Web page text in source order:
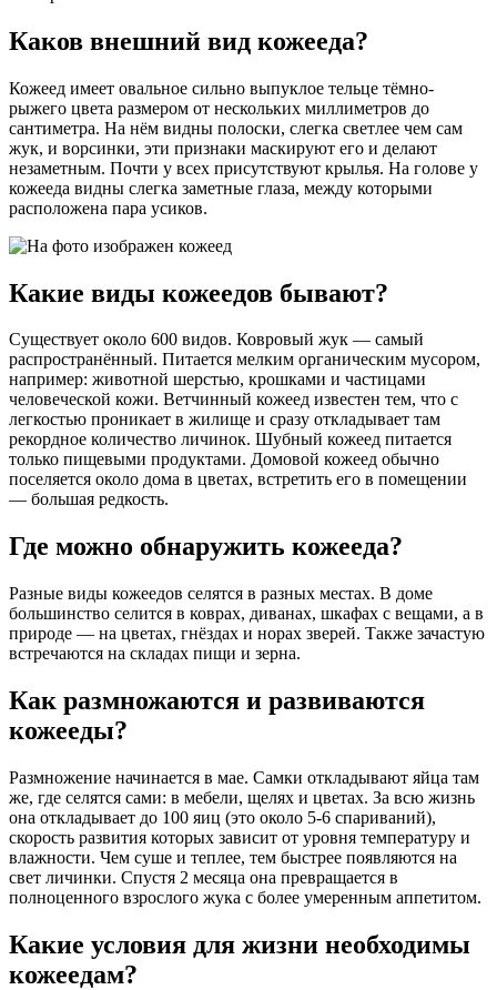
Каков внешний вид кожееда?
Кожеед имеет овальное сильно выпуклое тельце тёмно-
рыжего цвета размером от нескольких миллиметров до
сантиметра. На нём видны полоски, слегка светлее чем сам
жук, и ворсинки, эти признаки маскируют его и делают
незаметным. Почти у всех присутствуют крылья. На голове у
кожееда видны слегка заметные глаза, между которыми
расположена пара усиков.
Какие виды кожеедов бывают?
Существует около 600 видов. Ковровый жук — самый
распространённый. Питается мелким органическим мусором,
например: животной шерстью, крошками и частицами
человеческой кожи. Ветчинный кожеед известен тем, что с
легкостью проникает в жилище и сразу откладывает там
рекордное количество личинок. Шубный кожеед питается
только пищевыми продуктами. Домовой кожеед обычно
поселяется около дома в цветах, встретить его в помещении
— большая редкость.
Где можно обнаружить кожееда?
Разные виды кожеедов селятся в разных местах. В доме
большинство селится в коврах, диванах, шкафах с вещами, а в
природе — на цветах, гнёздах и норах зверей. Также зачастую
встречаются на складах пищи и зерна.
Как размножаются и развиваются
кожееды?
Размножение начинается в мае. Самки откладывают яйца там
же, где селятся сами: в мебели, щелях и цветах. За всю жизнь
она откладывает до 100 яиц (это около 5-6 спариваний),
скорость развития которых зависит от уровня температуру и
влажности. Чем суше и теплее, тем быстрее появляются на
свет личинки. Спустя 2 месяца она превращается в
полноценного взрослого жука с более умеренным аппетитом.
Какие условия для жизни необходимы
кожеедам?